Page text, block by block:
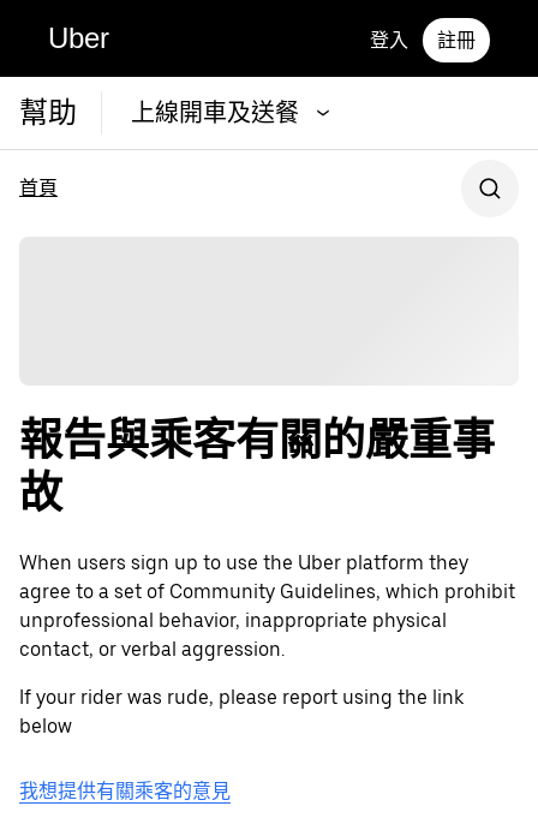
Uber 登入 註冊
幫助 上線開車及送餐
首頁
報告與乘客有關的嚴重事
故
When users sign up to use the Uber platform they
agree to a set of Community Guidelines, which prohibit
unprofessional behavior, inappropriate physical
contact, or verbal aggression.
If your rider was rude, please report using the link
below
我想提供有關乘客的意見